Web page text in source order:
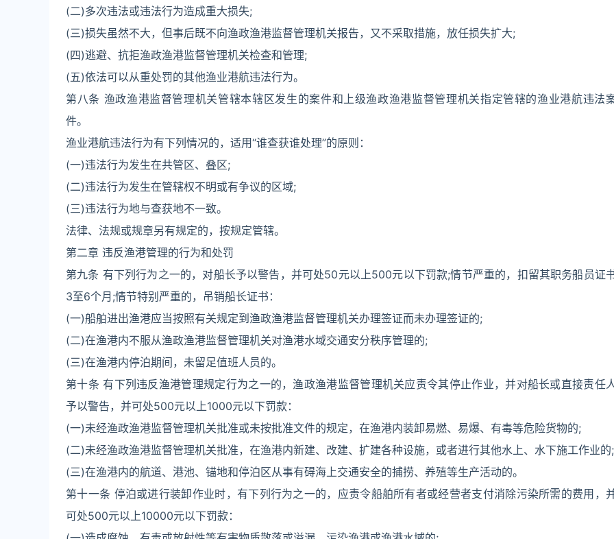
(二)多次违法或违法行为造成重大损失;
(三)损失虽然不大，但事后既不向渔政渔港监督管理机关报告，又不采取措施，放任损失扩大;
(四)逃避、抗拒渔政渔港监督管理机关检查和管理;
(五)依法可以从重处罚的其他渔业港航违法行为。
第八条 渔政渔港监督管理机关管辖本辖区发生的案件和上级渔政渔港监督管理机关指定管辖的渔业港航违法
件。
渔业港航违法行为有下列情况的，适用“谁查获谁处理”的原则：
(一)违法行为发生在共管区、叠区;
(二)违法行为发生在管辖权不明或有争议的区域;
(三)违法行为地与查获地不一致。
法律、法规或规章另有规定的，按规定管辖。
第二章 违反渔港管理的行为和处罚
第九条 有下列行为之一的，对船长予以警告，并可处50元以上500元以下罚款;情节严重的，扣留其职务船员证
3至6个月;情节特别严重的，吊销船长证书：
(一)船舶进出渔港应当按照有关规定到渔政渔港监督管理机关办理签证而未办理签证的;
(二)在渔港内不服从渔政渔港监督管理机关对渔港水域交通安分秩序管理的;
(三)在渔港内停泊期间，未留足值班人员的。
第十条 有下列违反渔港管理规定行为之一的，渔政渔港监督管理机关应责令其停止作业，并对船长或直接责任
予以警告，并可处500元以上1000元以下罚款：
(一)未经渔政渔港监督管理机关批准或未按批准文件的规定，在渔港内装卸易燃、易爆、有毒等危险货物的;
(二)未经渔政渔港监督管理机关批准，在渔港内新建、改建、扩建各种设施，或者进行其他水上、水下施工作业的;
(三)在渔港内的航道、港池、锚地和停泊区从事有碍海上交通安全的捕捞、养殖等生产活动的。
第十一条 停泊或进行装卸作业时，有下列行为之一的，应责令船舶所有者或经营者支付消除污染所需的费用，
可处500元以上10000元以下罚款：